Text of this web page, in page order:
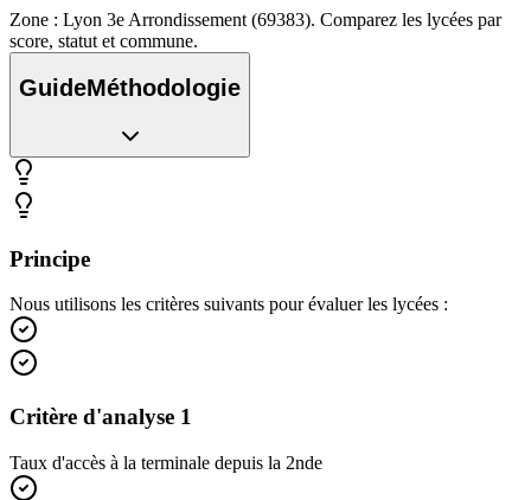
Zone : Lyon 3e Arrondissement (69383). Comparez les lycées par
score, statut et commune.
GuideMéthodologie
Principe
Nous utilisons les critères suivants pour évaluer les lycées :
Critère d'analyse 1
Taux d'accès à la terminale depuis la 2nde